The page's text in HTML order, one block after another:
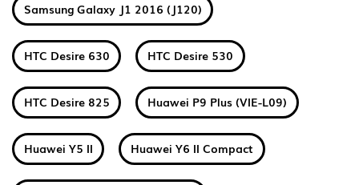
Samsung Galaxy J1 2016 (J120)
HTC Desire 630 HTC Desire 530
HTC Desire 825 Huawei P9 Plus (VIE-L09)
Huawei Y5 II Huawei Y6 II Compact